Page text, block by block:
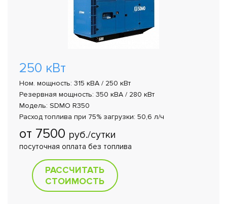
250 кВт
Ном. мощность: 315 кВА / 250 кВт
Резервная мощность: 350 кВА / 280 кВт
Модель: SDMO R350
Расход топлива при 75% загрузки: 50,6 л/ч
от 7500 руб./сутки
посуточная оплата без топлива
РАССЧИТАТЬ
СТОИМОСТЬ